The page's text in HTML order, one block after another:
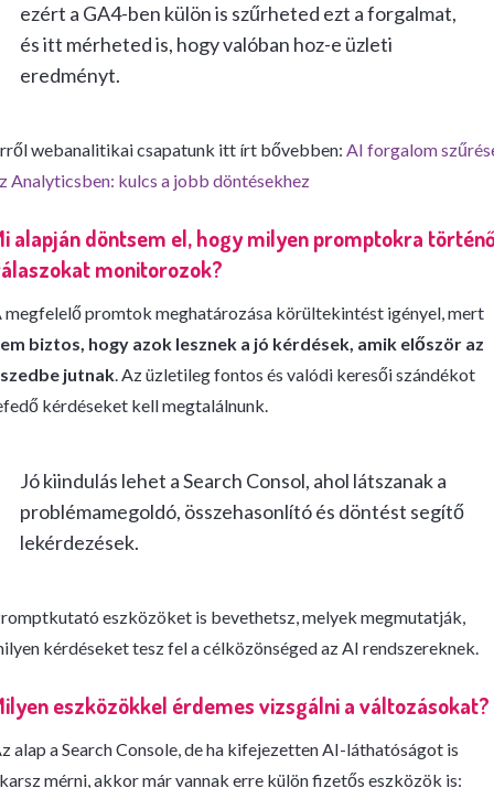
ezért a GA4-ben külön is szűrheted ezt a forgalmat,
és itt mérheted is, hogy valóban hoz-e üzleti
eredményt.
webanalitikai csapatunk itt írt bővebben: AI forgalom
Analyticsben: kulcs a jobb döntésekhez
alapján döntsem el, hogy milyen promptokra
monitorozok?
megfelelő promtok meghatározása körültekintést igényel, mert
biztos, hogy azok lesznek a jó kérdések, amik először az
jutnak. Az üzletileg fontos és valódi keresői szándékot
kérdéseket kell megtalálnunk.
Jó kiindulás lehet a Search Consol, ahol látszanak a
problémamegoldó, összehasonlító és döntést segítő
lekérdezések.
eszközöket is bevethetsz, melyek megmutatják,
kérdéseket tesz fel a célközönséged az AI rendszereknek.
eszközökkel érdemes vizsgálni a változásokat?
alap a Search Console, de ha kifejezetten AI-láthatóságot is
mérni, akkor már vannak erre külön fizetős eszközök is: